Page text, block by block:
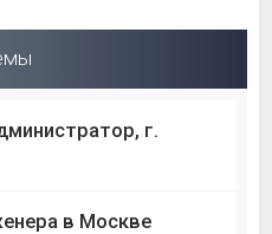
г.
в Москве